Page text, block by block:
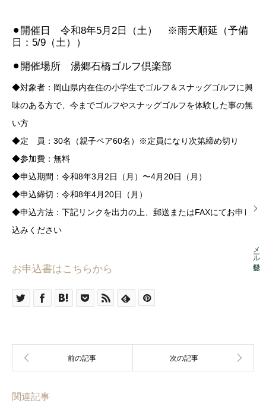
⚫︎開催日 令和8年5月2日（土） ※雨天順延（予備
日：5/9（土））
⚫︎開催場所 湯郷石橋ゴルフ倶楽部
◆対象者：岡山県内在住の小学生でゴルフ＆スナッグゴルフに興
味のある方で、今までゴルフやスナッグゴルフを体験した事の無
い方
◆定 員：30名（親子ペア60名）※定員になり次第締め切り
◆参加費：無料
◆申込期間：令和8年3月2日（月）〜4月20日（月）
◆申込締切：令和8年4月20日（月）
◆申込方法：下記リンクを出力の上、郵送またはFAXにてお申し
込みください
お申込書はこちらから
関連記事
メール登録